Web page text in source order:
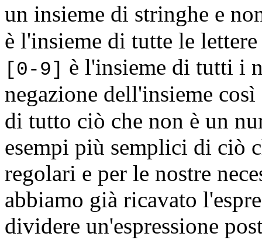
un insieme di stringhe e
è l'insieme di tutte le
[0-9] è l'insieme di tutti i
negazione dell'insieme
di tutto ciò che non è un
esempi più semplici di ciò
regolari e per le nostre
abbiamo già ricavato
dividere un'espressione